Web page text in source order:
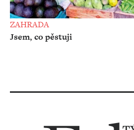
ZAHRADA
Jsem, co pěstuji